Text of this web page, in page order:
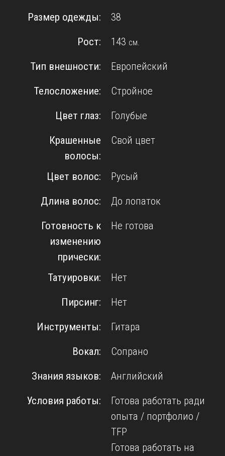
Размер одежды: 38
Рост: 143 см.
Тип внешности: Европейский
Телосложение: Стройное
Цвет глаз: Голубые
Крашенные
волосы:
Свой цвет
Цвет волос: Русый
Длина волос: До лопаток
Готовность к
изменению
прически:
Не готова
Татуировки: Нет
Пирсинг: Нет
Инструменты: Гитара
Вокал: Сопрано
Знания языков: Английский
Условия работы:
Готова работать ради
опыта / портфолио /
TFP
Готова работать на